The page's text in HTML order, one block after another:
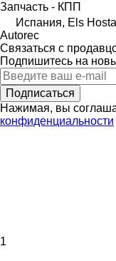
Запчасть - КПП
Испания, Els
Autorec
Связаться с
Подпишитесь на
Подписаться
Нажимая, вы
конфиденциальности
1